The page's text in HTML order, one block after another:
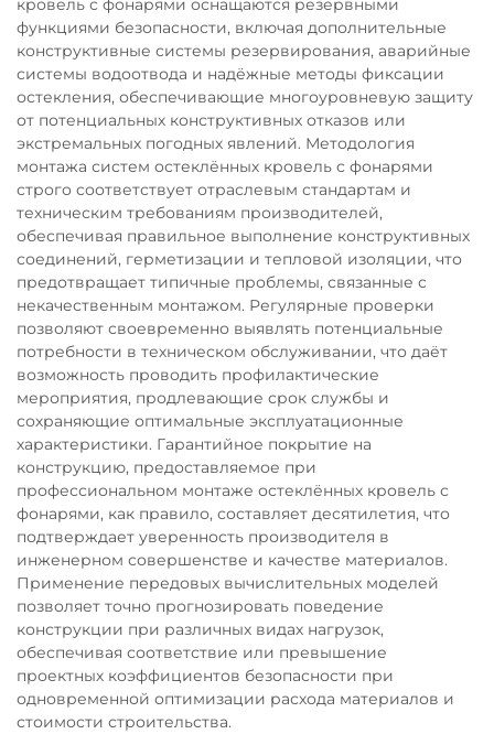
кровель с фонарями оснащаются резервными
функциями безопасности, включая дополнительные
конструктивные системы резервирования, аварийные
системы водоотвода и надёжные методы фиксации
остекления, обеспечивающие многоуровневую защиту
от потенциальных конструктивных отказов или
экстремальных погодных явлений. Методология
монтажа систем остеклённых кровель с фонарями
строго соответствует отраслевым стандартам и
техническим требованиям производителей,
обеспечивая правильное выполнение конструктивных
соединений, герметизации и тепловой изоляции, что
предотвращает типичные проблемы, связанные с
некачественным монтажом. Регулярные проверки
позволяют своевременно выявлять потенциальные
потребности в техническом обслуживании, что даёт
возможность проводить профилактические
мероприятия, продлевающие срок службы и
сохраняющие оптимальные эксплуатационные
характеристики. Гарантийное покрытие на
конструкцию, предоставляемое при
профессиональном монтаже остеклённых кровель с
фонарями, как правило, составляет десятилетия, что
подтверждает уверенность производителя в
инженерном совершенстве и качестве материалов.
Применение передовых вычислительных моделей
позволяет точно прогнозировать поведение
конструкции при различных видах нагрузок,
обеспечивая соответствие или превышение
проектных коэффициентов безопасности при
одновременной оптимизации расхода материалов и
стоимости строительства.